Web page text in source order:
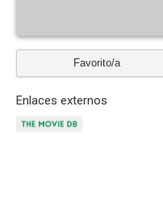
Favorito/a
Enlaces externos